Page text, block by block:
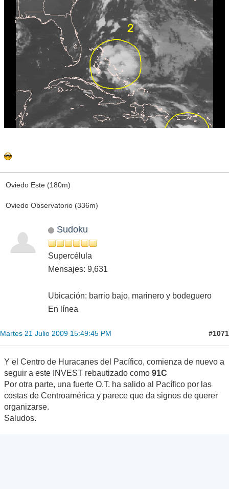
Oviedo Este (180m)
Oviedo Observatorio (336m)
Sudoku
Supercélula
Mensajes: 9,631
Ubicación: barrio bajo, marinero y bodeguero
En línea
Martes 21 Julio 2009 15:49:45 PM #1071
Y el Centro de Huracanes del Pacífico, comienza de nuevo a
seguir a este INVEST rebautizado como 91C
Por otra parte, una fuerte O.T. ha salido al Pacífico por las
costas de Centroamérica y parece que da signos de querer
organizarse.
Saludos.